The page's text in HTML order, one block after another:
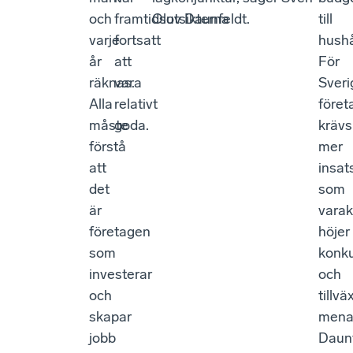
och
varje
år
räknas.
Alla
måste
förstå
att
det
är
företagen
som
investerar
och
skapar
jobb
framtidsutsikterna
fortsatt
att
vara
relativt
goda.
Olov Daunfeldt.
till
För
krävs
mer
som
höjer
och